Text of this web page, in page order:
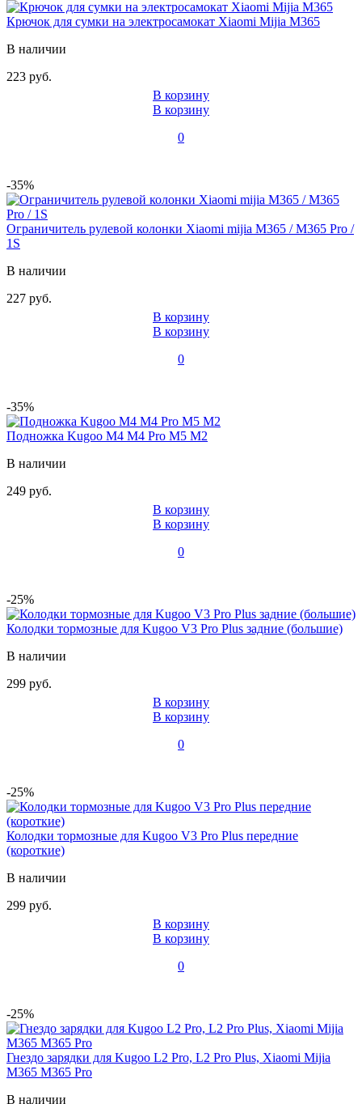
Крючок для сумки на электросамокат Xiaomi Mijia M365
В наличии
223 руб.
В корзину
В корзину
0
-35%
Ограничитель рулевой колонки Xiaomi mijia M365 / M365 Pro /
1S
В наличии
227 руб.
В корзину
В корзину
0
-35%
Подножка Kugoo M4 M4 Pro M5 M2
В наличии
249 руб.
В корзину
В корзину
0
-25%
Колодки тормозные для Kugoo V3 Pro Plus задние (большие)
В наличии
299 руб.
В корзину
В корзину
0
-25%
Колодки тормозные для Kugoo V3 Pro Plus передние
(короткие)
В наличии
299 руб.
В корзину
В корзину
0
-25%
Гнездо зарядки для Kugoo L2 Pro, L2 Pro Plus, Xiaomi Mijia
M365 M365 Pro
В наличии